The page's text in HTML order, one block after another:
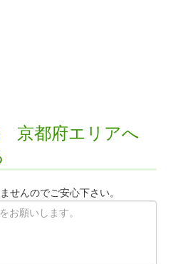
京都府エリアへ
せんのでご安心下さい。